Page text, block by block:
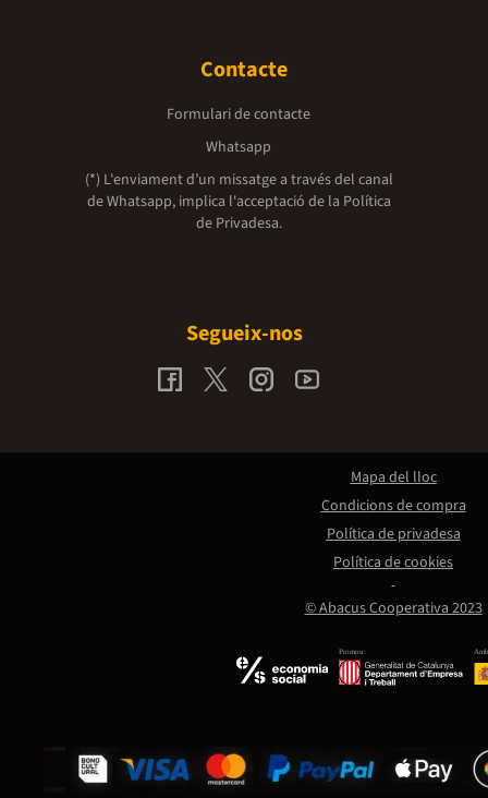
Contacte
Formulari de contacte
Whatsapp
(*) L'enviament d’un missatge a través del canal
de Whatsapp, implica l'acceptació de la Política
de Privadesa.
Segueix-nos
Promou:
© Abacus Cooperativa 2023
Mapa del lloc
Condicions de compra
Política de privadesa
Política de cookies